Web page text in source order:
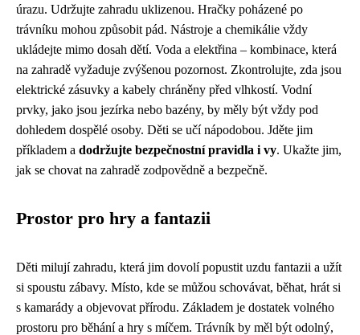
úrazu. Udržujte zahradu uklizenou. Hračky poházené po
trávníku mohou způsobit pád. Nástroje a chemikálie vždy
ukládejte mimo dosah dětí. Voda a elektřina – kombinace, která
na zahradě vyžaduje zvýšenou pozornost. Zkontrolujte, zda jsou
elektrické zásuvky a kabely chráněny před vlhkostí. Vodní
prvky, jako jsou jezírka nebo bazény, by měly být vždy pod
dohledem dospělé osoby. Děti se učí nápodobou. Jděte jim
příkladem a dodržujte bezpečnostní pravidla i vy. Ukažte jim,
jak se chovat na zahradě zodpovědně a bezpečně.
Prostor pro hry a fantazii
Děti milují zahradu, která jim dovolí popustit uzdu fantazii a užít
si spoustu zábavy. Místo, kde se můžou schovávat, běhat, hrát si
s kamarády a objevovat přírodu. Základem je dostatek volného
prostoru pro běhání a hry s míčem. Trávník by měl být odolný,